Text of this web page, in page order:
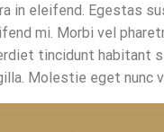
in eleifend. Egestas
mi. Morbi vel
tincidunt habitant
Molestie eget